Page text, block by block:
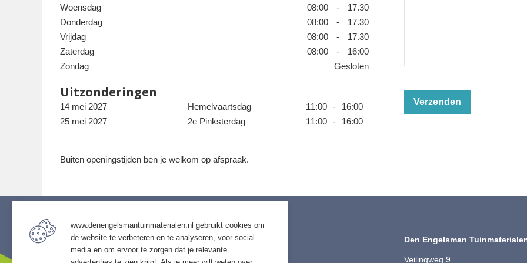
Woensdag 08:00 -
17.30
Donderdag
08:00 -
17.30
Vrijdag
08:00 -
17.30
Zaterdag
08:00 -
16:00
Zondag
Gesloten
Uitzonderingen
14 mei 2027 Hemelvaartsdag 11:00 -
16:00
25 mei 2027
2e Pinksterdag 11:00 - 16:00
Buiten openingstijden ben je welkom op afspraak.
Verzenden
Service
• Algemene voorwaarden
Assortiment Den Engelsman
Veilingweg 9
www.denengelsmantuinmaterialen.nl gebruikt cookies om
de website te verbeteren en te analyseren, voor social
media en om ervoor te zorgen dat je relevante